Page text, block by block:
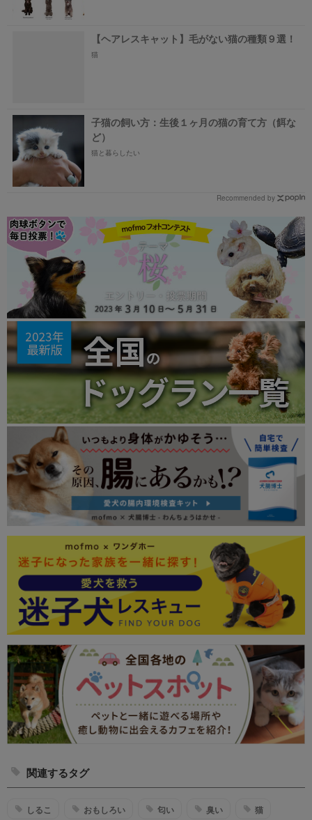
【ヘアレスキャット】毛がない猫の種類９選！
猫
子猫の飼い方：生後１ヶ月の猫の育て方（餌な
ど）
猫と暮らしたい
Recommended by
関連するタグ
しるこ おもしろい 匂い 臭い 猫